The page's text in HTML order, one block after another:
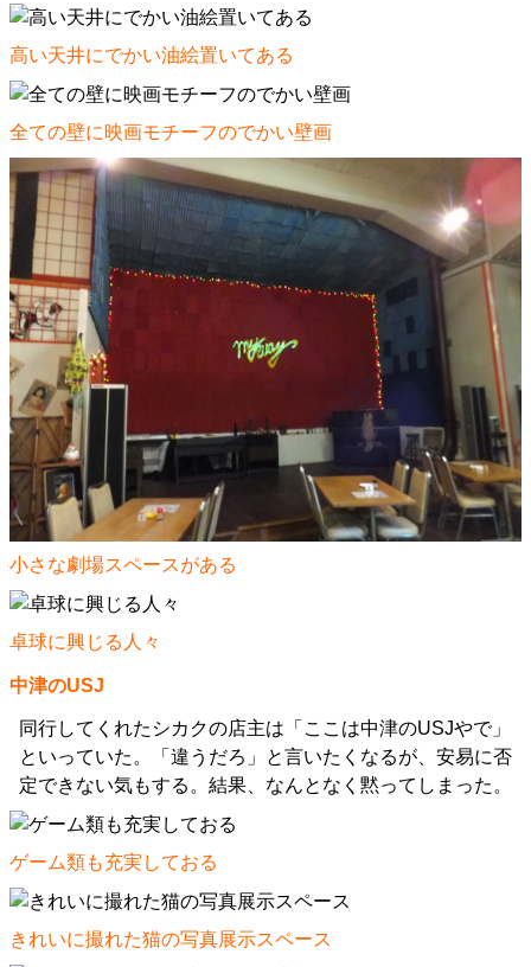
高い天井にでかい油絵置いてある
全ての壁に映画モチーフのでかい壁画
小さな劇場スペースがある
卓球に興じる人々
中津のUSJ
同行してくれたシカクの店主は「ここは中津のUSJやで」
といっていた。「違うだろ」と言いたくなるが、安易に否
定できない気もする。結果、なんとなく黙ってしまった。
ゲーム類も充実しておる
きれいに撮れた猫の写真展示スペース